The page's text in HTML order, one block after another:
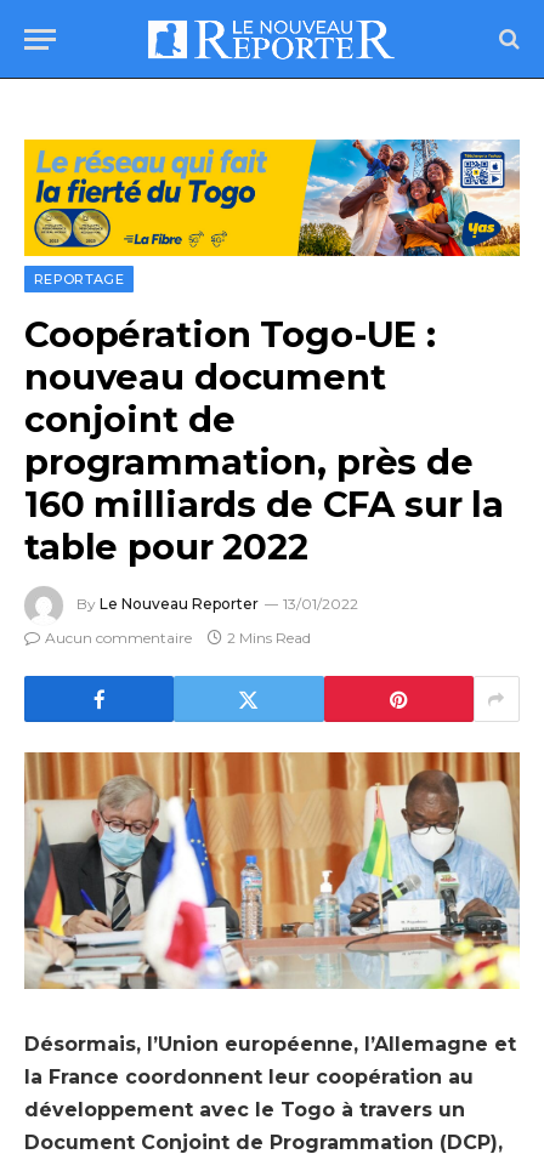
REPORTAGE
Coopération Togo-UE :
nouveau document
conjoint de
programmation, près de
160 milliards de CFA sur la
table pour 2022
By Le Nouveau Reporter
13/01/2022
Aucun commentaire
2 Mins Read
Désormais, l’Union européenne, l’Allemagne et
la France coordonnent leur coopération au
développement avec le Togo à travers un
Document Conjoint de Programmation (DCP),